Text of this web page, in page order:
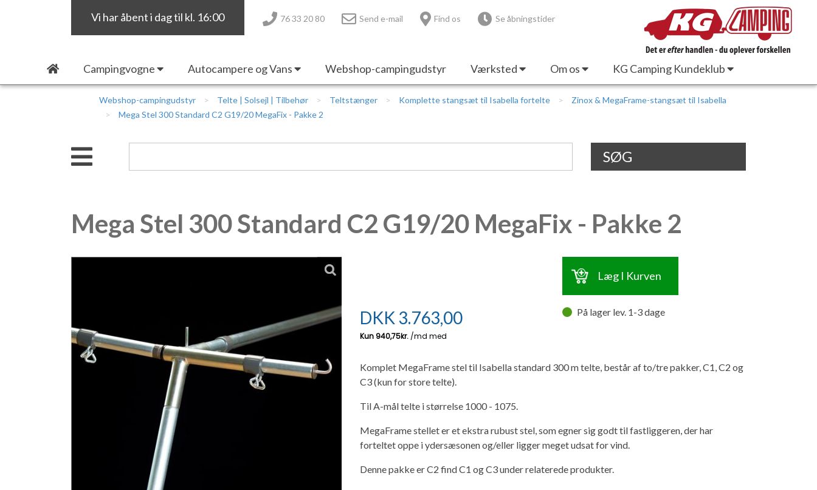
Vi har åbent i dag til kl. 16:00 76 33 20 80 Send e-mail Find os Se åbningstider
Campingvogne Autocampere og Vans Webshop-campingudstyr Værksted Om os KG Camping Kundeklub
Webshop-campingudstyr Telte | Solsejl | Tilbehør Teltstænger Komplette stangsæt til Isabella fortelte
Zinox & MegaFrame-stangsæt til Isabella
Mega Stel 300 Standard C2 G19/20 MegaFix - Pakke 2
SØG
Mega Stel 300 Standard C2 G19/20 MegaFix - Pakke 2
Læg I Kurven
DKK 3.763,00 På lager lev. 1-3 dage
Komplet MegaFrame stel til Isabella standard 300 m telte, består af to/tre pakker, C1, C2 og
C3 (kun for store telte).
Til A-mål telte i størrelse 1000 - 1075.
MegaFrame stellet er et ekstra rubust stel, som egner sig godt til fastliggeren, der har
forteltet oppe i ydersæsonen og/eller ligger meget udsat for vind.
Denne pakke er C2 find C1 og C3 under relaterede produkter.